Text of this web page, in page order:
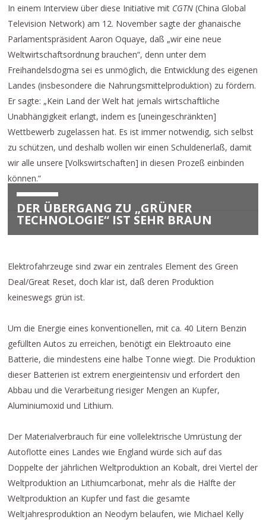
In einem Interview über diese Initiative mit CGTN (China Global
Television Network) am 12. November sagte der ghanaische
Parlamentspräsident Aaron Oquaye, daß „wir eine neue
Weltwirtschaftsordnung brauchen“, denn unter dem
Freihandelsdogma sei es unmöglich, die Entwicklung des eigenen
Landes (insbesondere die Nahrungsmittelproduktion) zu fördern.
Er sagte: „Kein Land der Welt hat jemals wirtschaftliche
Unabhängigkeit erlangt, indem es [uneingeschränkten]
Wettbewerb zugelassen hat. Es ist immer notwendig, sich selbst
zu schützen, und deshalb wollen wir einen Schuldenerlaß, damit
wir alle unsere [Volkswirtschaften] in diesen Prozeß einbinden
können.“
DER ÜBERGANG ZU „GRÜNER
TECHNOLOGIE“ IST SEHR BRAUN
Elektrofahrzeuge sind zwar ein zentrales Element des Green
Deal/Great Reset, doch klar ist, daß deren Produktion
keineswegs grün ist.
Um die Energie eines konventionellen, mit ca. 40 Litern Benzin
gefüllten Autos zu erreichen, benötigt ein Elektroauto eine
Batterie, die mindestens eine halbe Tonne wiegt. Die Produktion
dieser Batterien ist extrem energieintensiv und erfordert den
Abbau und die Verarbeitung riesiger Mengen an Kupfer,
Aluminiumoxid und Lithium.
Der Materialverbrauch für eine vollelektrische Umrüstung der
Autoflotte eines Landes wie England würde sich auf das
Doppelte der jährlichen Weltproduktion an Kobalt, drei Viertel der
Weltproduktion an Lithiumcarbonat, mehr als die Hälfte der
Weltproduktion an Kupfer und fast die gesamte
Weltjahresproduktion an Neodym belaufen, wie Michael Kelly